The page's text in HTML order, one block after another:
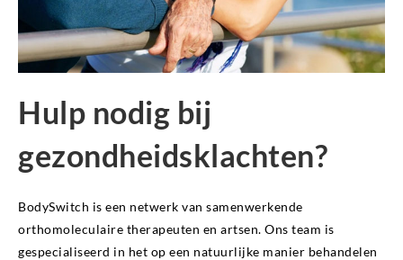
Hulp nodig bij
gezondheidsklachten?
BodySwitch is een netwerk van samenwerkende
orthomoleculaire therapeuten en artsen. Ons team is
gespecialiseerd in het op een natuurlijke manier behandelen